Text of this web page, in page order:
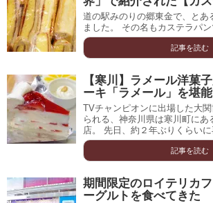
道の駅みのりの郷東金で、とあ
ました。 その名もカステラパン
記事を読む
【寒川】ラメール洋菓
ーキ「ラメール」を堪能
TVチャンピオンに出場した大
られる、神奈川県は寒川町にあ
店。 先日、約２年ぶりくらいに
記事を読む
期間限定のロイテリカ
ーグルトを食べてきた